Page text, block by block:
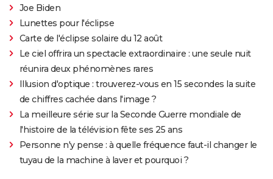
Joe Biden
Lunettes pour l'éclipse
Carte de l'éclipse solaire du 12 août
Le ciel offrira un spectacle extraordinaire : une seule nuit
réunira deux phénomènes rares
Illusion d'optique : trouverez-vous en 15 secondes la suite
de chiffres cachée dans l'image ?
La meilleure série sur la Seconde Guerre mondiale de
l'histoire de la télévision fête ses 25 ans
Personne n'y pense : à quelle fréquence faut-il changer le
tuyau de la machine à laver et pourquoi ?